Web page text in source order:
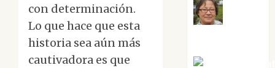
con determinación.
Lo que hace que esta
historia sea aún más
cautivadora es que